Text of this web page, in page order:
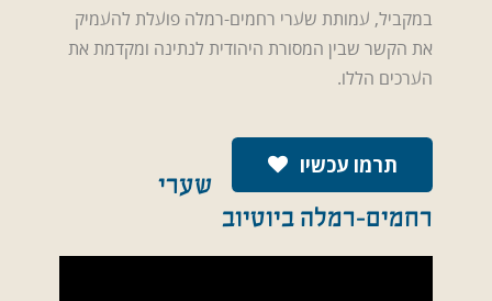
במקביל, עמותת שערי רחמים-רמלה פועלת להעמיק
את הקשר שבין המסורת היהודית לנתינה ומקדמת את
הערכים הללו.
תרמו עכשיו
שערי
רחמים-רמלה ביוטיוב